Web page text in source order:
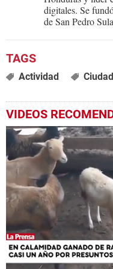
digitales. Se
de San Pedro
Actividad
VIDEOS